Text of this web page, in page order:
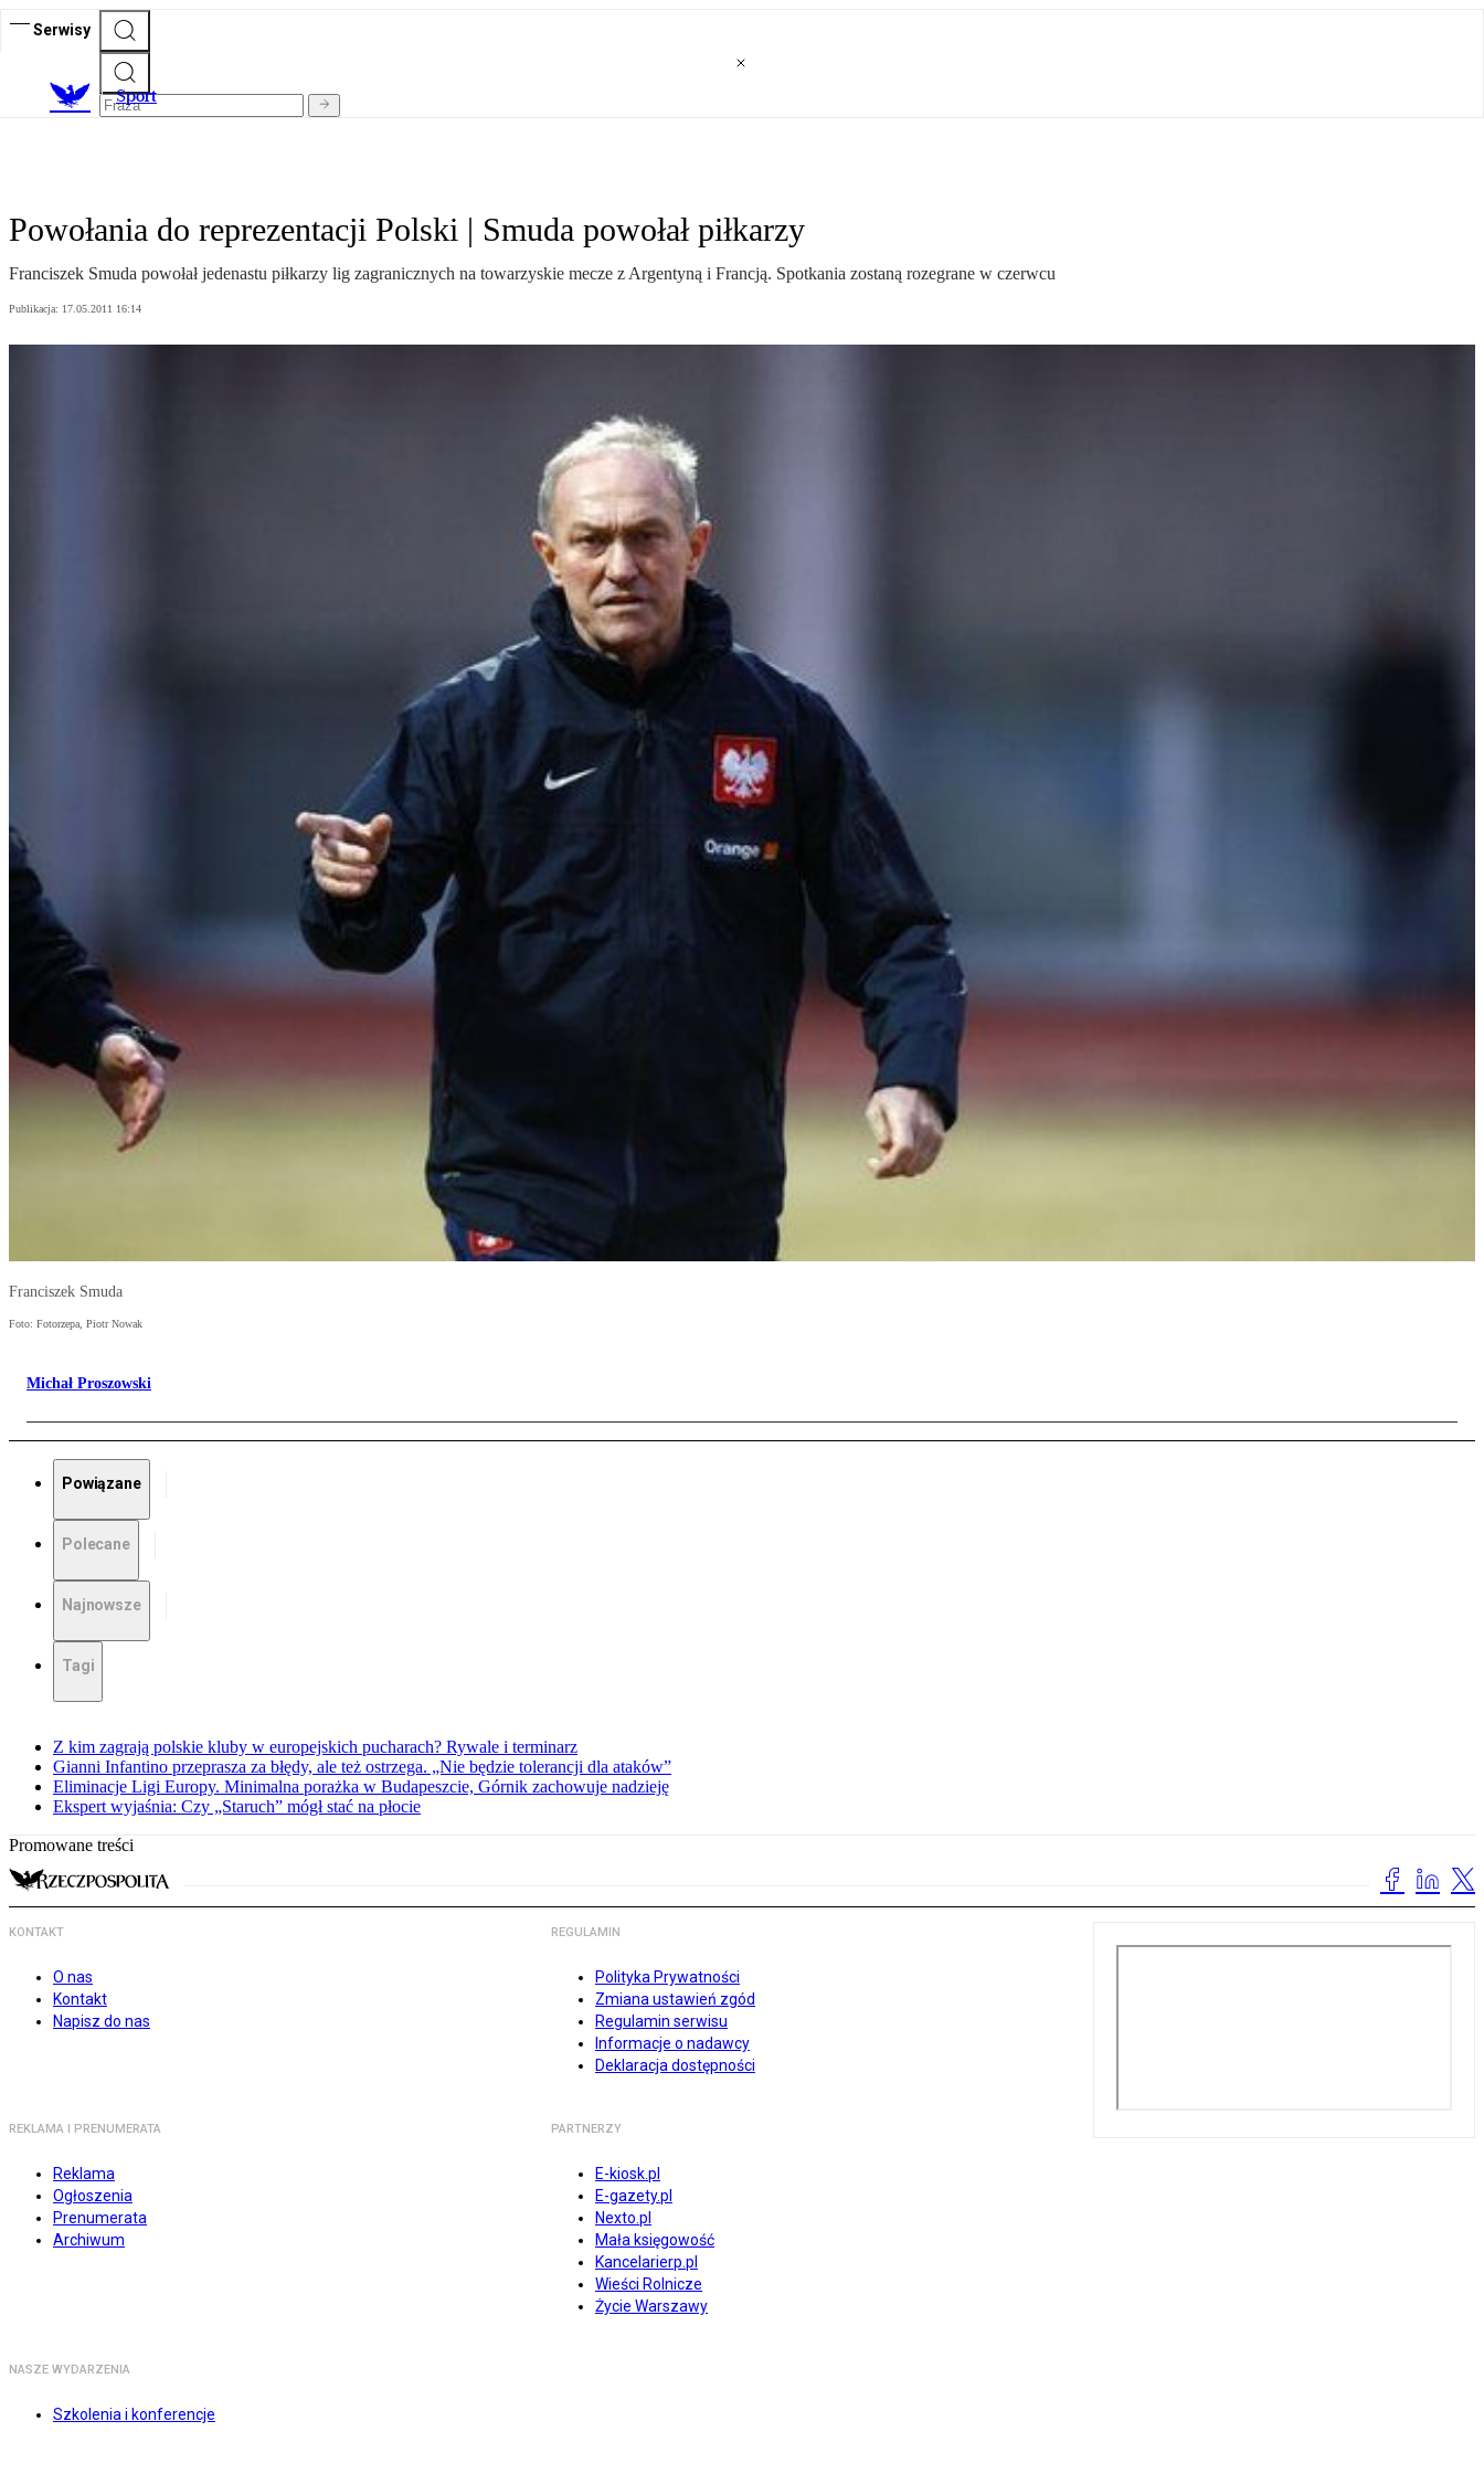
Serwisy
Sport
Powołania do reprezentacji Polski | Smuda powołał piłkarzy
Franciszek Smuda powołał jedenastu piłkarzy lig zagranicznych na towarzyskie mecze z Argentyną i Francją. Spotkania zostaną rozegrane w czerwcu
Publikacja: 17.05.2011 16:14
Franciszek Smuda
Foto: Fotorzepa, Piotr Nowak
Michał Proszowski
Powiązane
Polecane
Najnowsze
Tagi
Z kim zagrają polskie kluby w europejskich pucharach? Rywale i terminarz
Gianni Infantino przeprasza za błędy, ale też ostrzega. „Nie będzie tolerancji dla ataków”
Eliminacje Ligi Europy. Minimalna porażka w Budapeszcie, Górnik zachowuje nadzieję
Ekspert wyjaśnia: Czy „Staruch” mógł stać na płocie
Promowane treści
KONTAKT
O nas
Kontakt
Napisz do nas
REGULAMIN
Polityka Prywatności
Zmiana ustawień zgód
Regulamin serwisu
Informacje o nadawcy
Deklaracja dostępności
REKLAMA I PRENUMERATA
Reklama
Ogłoszenia
Prenumerata
Archiwum
PARTNERZY
E-kiosk.pl
E-gazety.pl
Nexto.pl
Mała księgowość
Kancelarierp.pl
Wieści Rolnicze
Życie Warszawy
NASZE WYDARZENIA
Szkolenia i konferencje